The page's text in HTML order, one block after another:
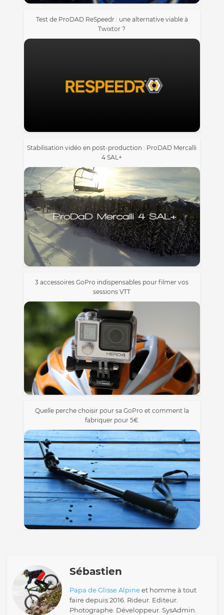
Test de ProDAD ReSpeedr : une alternative viable à
Twixtor ?
Stabilisation vidéo en post-production : ProDAD Mercalli
4 SAL+
3 accessoires GoPro indispensables pour filmer vos
sessions VTT
Quelle perche choisir pour sa GoPro et comment la
fabriquer pour 5€
Sébastien
Papa de Glisse Alpineet homme à tout
faire depuis 2016. Rideur. Editeur.
Photographe. Développeur. SysAdmin.